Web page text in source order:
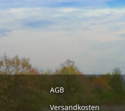
AGB
Versandkosten